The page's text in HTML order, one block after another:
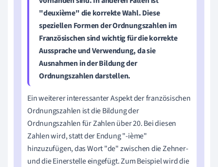
"deuxième" die korrekte Wahl. Diese
speziellen Formen der Ordnungszahlen im
Französischen sind wichtig für die korrekte
Aussprache und Verwendung, da sie
Ausnahmen in der Bildung der
Ordnungszahlen darstellen.
Ein weiterer interessanter Aspekt der französischen
Ordnungszahlen ist die Bildung der
Ordnungszahlen für Zahlen über 20. Bei diesen
Zahlen wird, statt der Endung "-ième"
hinzuzufügen, das Wort "de" zwischen die Zehner-
und die Einerstelle eingefügt. Zum Beispiel wird die